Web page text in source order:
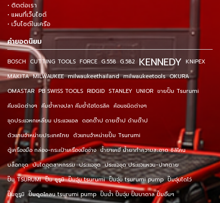
• ติดต่อเรา
• แผนที่เว็บไซต์
• เว็บไซต์ในเครือ
คำยอดนิยม
BOSCH CUTTING TOOLS FORCE G.558 G.582 KENNEDY KNIPEX
MAKITA MILWAUKEE milwaukeethailand milwaukeetools OKURA
OMASTAR PB SWISS TOOLS RIDGID STANLEY UNIOR ขายปั๊ม Tsurumi
คีมชนิดต่างๆ คีมย้ำหางปลา คีมย้ำไฮโดรลิค ค้อนชนิดต่างๆ
ชุดประแจหกเหลี่ยม ประแจแอล ดอกต๊าป ดายต๊าป ด้ามต๊าป
ตัวแทนจำหน่ายประเทศไทย ตัวแทนจำหน่ายปั๊ม Tsurumi
ตู้เครื่องมือ กล่อง-กระเป๋าเครื่องมือช่าง น้ำยาเคมี น้ำยาทำความสะอาด ซิลิโคน
บล็อกชุด บันไดอุตสาหกรรม ประแจชุด ประแจชุด ประแจแหวน-ปากตาย
ปั๊ม TSURUMI ปั๊ม ซูรูมิ ปั๊มจุ่ม tsurumi ปั๊มจุ่ม tsurumi pump ปั๊มจุ่มไดโว่
ปั๊มซูรูมิ ปั๊มดูดโคลน tsurumi pump ปั๊มน้ำ ปั๊มจุ่ม ปั๊มบาดาล ปั๊มอื่นๆ